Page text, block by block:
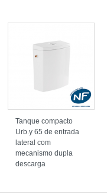
Tanque compacto
Urb.y 65 de entrada
lateral com
mecanismo dupla
descarga